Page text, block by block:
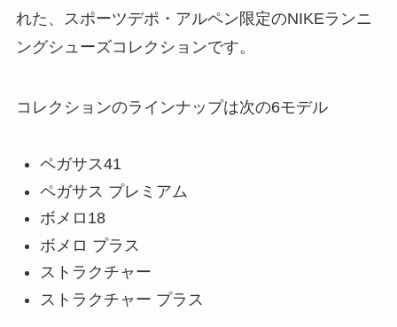
れた、スポーツデポ・アルペン限定のNIKEランニ
ングシューズコレクションです。
コレクションのラインナップは次の6モデル
ペガサス41
ペガサス プレミアム
ボメロ18
ボメロ プラス
ストラクチャー
ストラクチャー プラス